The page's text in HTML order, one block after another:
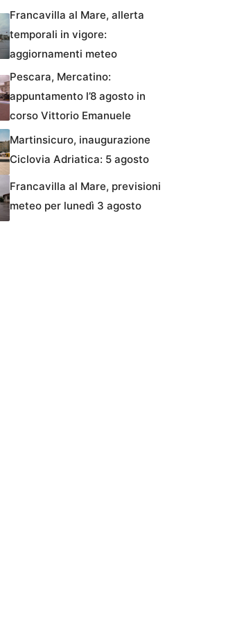
Francavilla al Mare, allerta
temporali in vigore:
aggiornamenti meteo
Pescara, Mercatino:
appuntamento l’8 agosto in
corso Vittorio Emanuele
Martinsicuro, inaugurazione
Ciclovia Adriatica: 5 agosto
Francavilla al Mare, previsioni
meteo per lunedì 3 agosto